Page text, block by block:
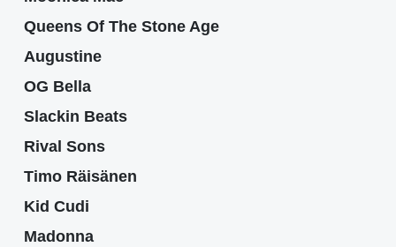
Queens Of The Stone Age
Augustine
OG Bella
Slackin Beats
Rival Sons
Timo Räisänen
Kid Cudi
Madonna